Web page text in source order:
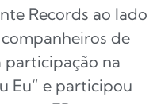
Records ao lado
de
participação na
Eu” e participou